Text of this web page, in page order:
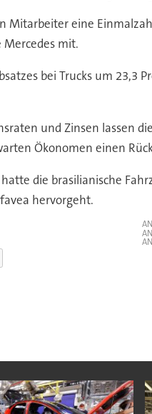
eine
mit.
bei Trucks um 23,3
und Zinsen lassen
Ökonomen einen
die brasilianische
hervorgeht.